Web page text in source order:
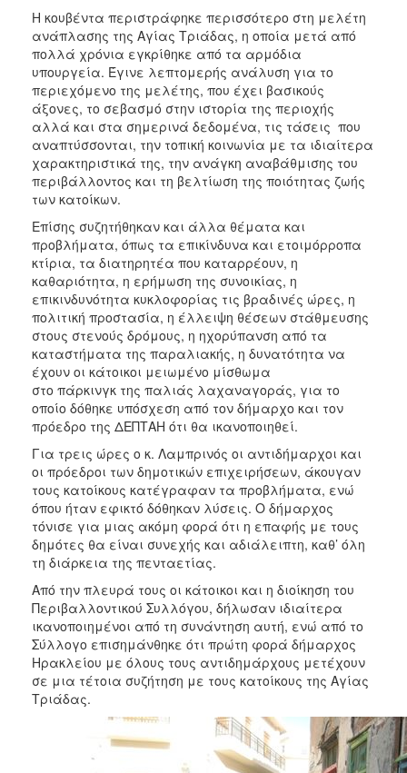
ΤΟΠΟΣ
ΠΟΛΙΤΙΣΜΟΣ
ΑΝΘΕΚΤΙΚΗ
ΠΟΛΗ
Η κουβέντα περιστράφηκε περισσότερο στη μελέτη
ανάπλασης της Αγίας Τριάδας, η οποία μετά από
πολλά χρόνια εγκρίθηκε από τα αρμόδια
υπουργεία. Έγινε λεπτομερής ανάλυση για το
περιεχόμενο της μελέτης, που έχει βασικούς
άξονες, το σεβασμό στην ιστορία της περιοχής
αλλά και στα σημερινά δεδομένα, τις τάσεις που
αναπτύσσονται, την τοπική κοινωνία με τα ιδιαίτερα
χαρακτηριστικά της, την ανάγκη αναβάθμισης του
περιβάλλοντος και τη βελτίωση της ποιότητας ζωής
των κατοίκων.
Επίσης συζητήθηκαν και άλλα θέματα και
προβλήματα, όπως τα επικίνδυνα και ετοιμόρροπα
κτίρια, τα διατηρητέα που καταρρέουν, η
καθαριότητα, η ερήμωση της συνοικίας, η
επικινδυνότητα κυκλοφορίας τις βραδινές ώρες, η
πολιτική προστασία, η έλλειψη θέσεων στάθμευσης
στους στενούς δρόμους, η ηχορύπανση από τα
καταστήματα της παραλιακής, η δυνατότητα να
έχουν οι κάτοικοι μειωμένο μίσθωμα
στο πάρκινγκ της παλιάς λαχαναγοράς, για το
οποίο δόθηκε υπόσχεση από τον δήμαρχο και τον
πρόεδρο της ΔΕΠΤΑΗ ότι θα ικανοποιηθεί.
Για τρεις ώρες ο κ. Λαμπρινός οι αντιδήμαρχοι και
οι πρόεδροι των δημοτικών επιχειρήσεων, άκουγαν
τους κατοίκους κατέγραφαν τα προβλήματα, ενώ
όπου ήταν εφικτό δόθηκαν λύσεις. Ο δήμαρχος
τόνισε για μιας ακόμη φορά ότι η επαφής με τους
δημότες θα είναι συνεχής και αδιάλειπτη, καθ’ όλη
τη διάρκεια της πενταετίας.
Από την πλευρά τους οι κάτοικοι και η διοίκηση του
Περιβαλλοντικού Συλλόγου, δήλωσαν ιδιαίτερα
ικανοποιημένοι από τη συνάντηση αυτή, ενώ από το
Σύλλογο επισημάνθηκε ότι πρώτη φορά δήμαρχος
Ηρακλείου με όλους τους αντιδημάρχους μετέχουν
σε μια τέτοια συζήτηση με τους κατοίκους της Αγίας
Τριάδας.